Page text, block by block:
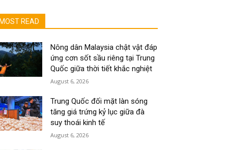
MOST READ
Nông dân Malaysia chật vật đáp
ứng cơn sốt sầu riêng tại Trung
Quốc giữa thời tiết khắc nghiệt
August 6, 2026
Trung Quốc đối mặt làn sóng
tăng giá trứng kỷ lục giữa đà
suy thoái kinh tế
August 6, 2026